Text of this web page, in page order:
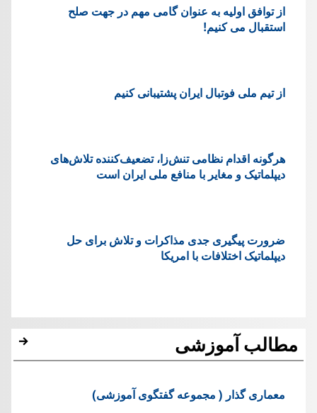
از توافق اولیه به عنوان گامی مهم در جهت صلح
استقبال می کنیم!
از تیم ملی فوتبال ایران پشتیبانی کنیم
هرگونه اقدام نظامی تنش‌زا، تضعیف‌کننده تلاش‌های
دیپلماتیک و مغایر با منافع ملی ایران است
ضرورت پیگیری جدی مذاکرات و تلاش برای حل
دیپلماتیک اختلافات با امریکا
مطالب آموزشی
معماری گذار ( مجموعه گفتگوی آموزشی)